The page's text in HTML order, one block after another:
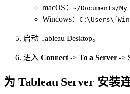
macOS： ~/Documents/
Windows：
启动 Tableau Desktop。
进入 Connect -> To a Server ->
为 Tableau Server 安装